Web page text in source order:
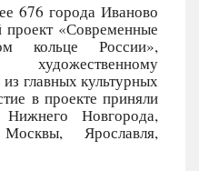
676 города Иваново
проект «Современные
кольце России»,
главных культурных
в проекте приняли
Новгорода,
Ярославля,